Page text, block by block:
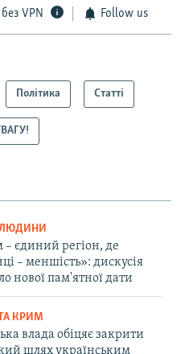
VPN Follow us
Політика Статті
ЛЮДИНИ
єдиний регіон, де
– меншість»: дискусія
нової пам'ятної дати
КРИМ
влада обіцяє закрити
шлях українським